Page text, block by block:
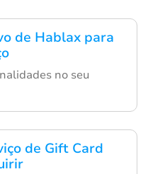
de Hablax para
no seu
de Gift Card